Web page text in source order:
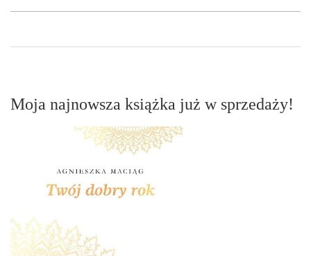
Moja najnowsza książka już w sprzedaży!